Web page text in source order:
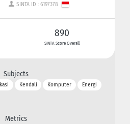
SINTA ID : 6197378
890
SINTA Score Overall
Subjects
Kendali Komputer Energi
Metrics